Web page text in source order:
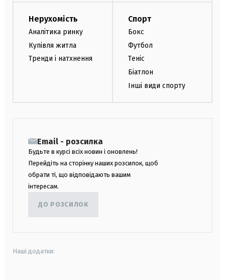
Нерухомість
Аналітика ринку
Купівля житла
Тренди і натхнення
Спорт
Бокс
Футбол
Теніс
Біатлон
Інші види спорту
Email - розсилка
Будьте в курсі всіх новин і оновлень!
Перейдіть на сторінку наших розсилок, щоб
обрати ті, що відповідають вашим
інтересам.
ДО РОЗСИЛОК
Наші додатки: